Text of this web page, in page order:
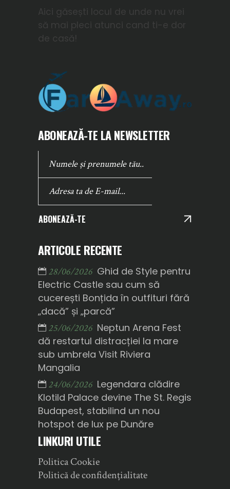
Aici găsești locul de unde nu vrei
să mai pleci atunci cand ti-e dor
de casă!
ABONEAZĂ-TE LA NEWSLETTER
ABONEAZĂ-TE
ARTICOLE RECENTE
28/06/2026 Ghid de Style pentru
Electric Castle sau cum să
cucerești Bonțida în outfituri fără
„dacă” și „parcă”
25/06/2026 Neptun Arena Fest
dă restartul distracției la mare
sub umbrela Visit Riviera
Mangalia
24/06/2026 Legendara clădire
Klotild Palace devine The St. Regis
Budapest, stabilind un nou
hotspot de lux pe Dunăre
LINKURI UTILE
Politica Cookie
Politică de confidențialitate